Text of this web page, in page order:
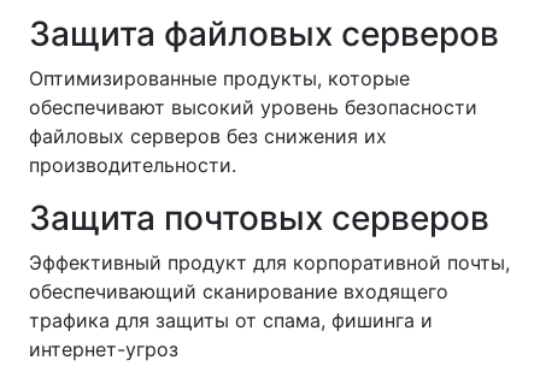
Защита файловых серверов
Оптимизированные продукты, которые
обеспечивают высокий уровень безопасности
файловых серверов без снижения их
производительности.
Защита почтовых серверов
Эффективный продукт для корпоративной почты,
обеспечивающий сканирование входящего
трафика для защиты от спама, фишинга и
интернет-угроз